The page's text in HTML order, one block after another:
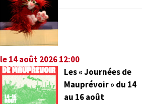
le 14 août 2026 12:00
Les « Journées de
Mauprévoir » du 14
au 16 août